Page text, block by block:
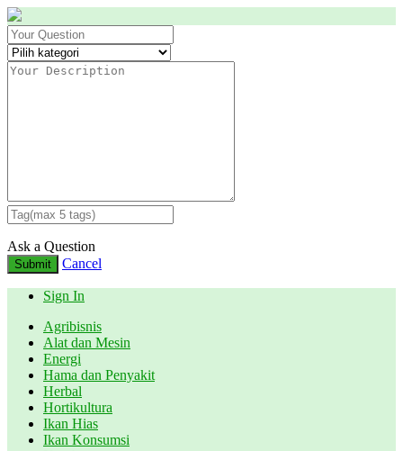
Ask a Question
Submit Cancel
Sign In
Agribisnis
Alat dan Mesin
Energi
Hama dan Penyakit
Herbal
Hortikultura
Ikan Hias
Ikan Konsumsi